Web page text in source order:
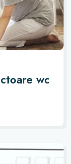
wc